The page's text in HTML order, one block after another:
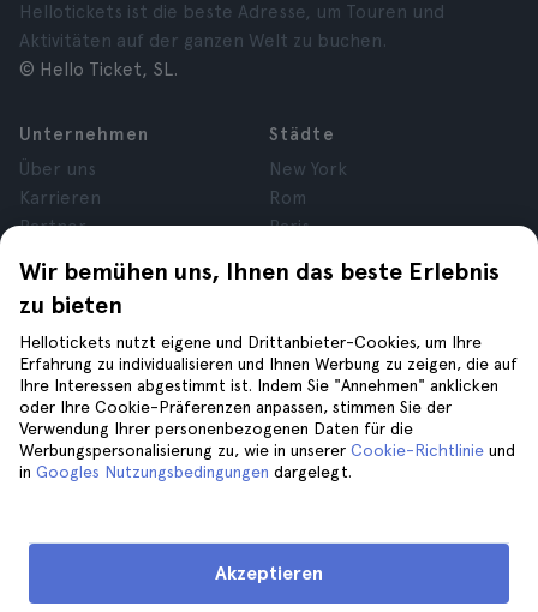
Wir bemühen uns, Ihnen das beste Erlebnis
zu bieten
Hellotickets nutzt eigene und Drittanbieter-Cookies, um Ihre
Erfahrung zu individualisieren und Ihnen Werbung zu zeigen, die auf
Ihre Interessen abgestimmt ist. Indem Sie "Annehmen" anklicken
oder Ihre Cookie-Präferenzen anpassen, stimmen Sie der
Verwendung Ihrer personenbezogenen Daten für die
Werbungspersonalisierung zu, wie in unserer Cookie-Richtlinie und
in Googles Nutzungsbedingungen dargelegt.
Akzeptieren
Hellotickets ist die beste Adresse, um Touren und
Aktivitäten auf der ganzen Welt zu buchen.
© Hello Ticket, SL.
Unternehmen
Über uns
Karrieren
Partner
Datenschutz
Allgemeine
Geschäftsbedingungen
Cookies
Impressum
Städte
New York
Rom
Paris
Granada
Teneriffa
Hilfe
Folge uns auf